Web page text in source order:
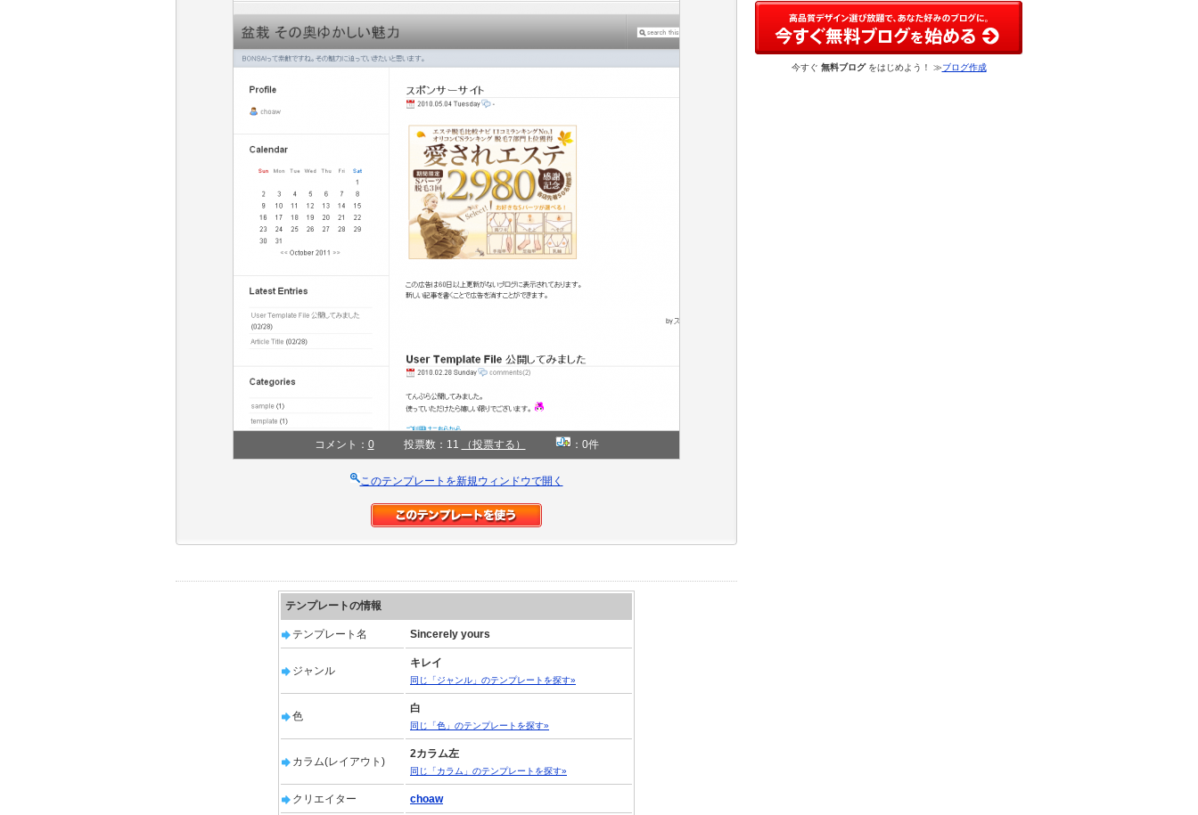
コメント： 0 投票数：11 （投票する） ：0件
このテンプレートを新規ウィンドウで開く
テンプレートの情報
テンプレート名 Sincerely yours
ジャンル
キレイ
同じ「ジャンル」のテンプレートを探す»
色
白
同じ「色」のテンプレートを探す»
カラム(レイアウト)
2カラム左
同じ「カラム」のテンプレートを探す»
クリエイター choaw
今すぐ 無料ブログをはじめよう！ ≫ブログ作成